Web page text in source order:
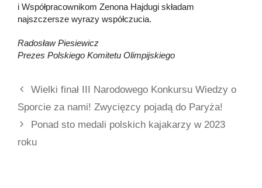
i Współpracownikom Zenona Hajdugi składam
najszczersze wyrazy współczucia.
Radosław Piesiewicz
Prezes Polskiego Komitetu Olimpijskiego
Wielki finał III Narodowego Konkursu Wiedzy o
Sporcie za nami! Zwycięzcy pojadą do Paryża!
Ponad sto medali polskich kajakarzy w 2023
roku